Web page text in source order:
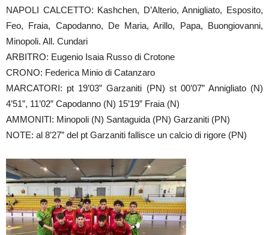
NAPOLI CALCETTO: Kashchen, D’Alterio, Annigliato, Esposito,
Feo, Fraia, Capodanno, De Maria, Arillo, Papa, Buongiovanni,
Minopoli. All. Cundari
ARBITRO: Eugenio Isaia Russo di Crotone
CRONO: Federica Minio di Catanzaro
MARCATORI: pt 19’03” Garzaniti (PN) st 00’07” Annigliato (N)
4’51”, 11’02” Capodanno (N) 15’19” Fraia (N)
AMMONITI: Minopoli (N) Santaguida (PN) Garzaniti (PN)
NOTE: al 8’27” del pt Garzaniti fallisce un calcio di rigore (PN)